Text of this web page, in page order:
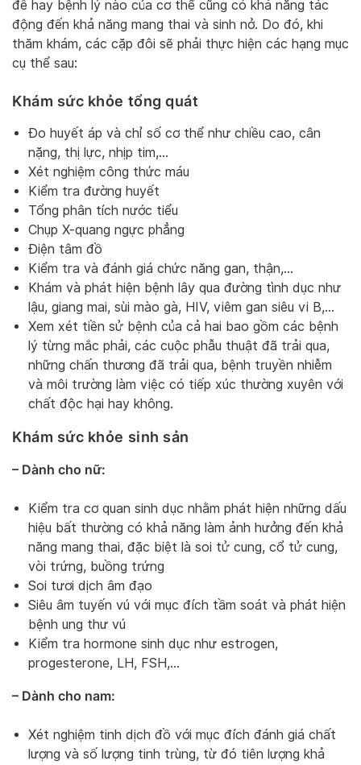
đề hay bệnh lý nào của cơ thể cũng có khả năng tác
động đến khả năng mang thai và sinh nở. Do đó, khi
thăm khám, các cặp đôi sẽ phải thực hiện các hạng mục
cụ thể sau:
Khám sức khỏe tổng quát
Đo huyết áp và chỉ số cơ thể như chiều cao, cân
nặng, thị lực, nhịp tim,…
Xét nghiệm công thức máu
Kiểm tra đường huyết
Tổng phân tích nước tiểu
Chụp X-quang ngực phẳng
Điện tâm đồ
Kiểm tra và đánh giá chức năng gan, thận,…
Khám và phát hiện bệnh lây qua đường tình dục như
lậu, giang mai, sùi mào gà, HIV, viêm gan siêu vi B,…
Xem xét tiền sử bệnh của cả hai bao gồm các bệnh
lý từng mắc phải, các cuộc phẫu thuật đã trải qua,
những chấn thương đã trải qua, bệnh truyền nhiễm
và môi trường làm việc có tiếp xúc thường xuyên với
chất độc hại hay không.
Khám sức khỏe sinh sản
– Dành cho nữ:
Kiểm tra cơ quan sinh dục nhằm phát hiện những dấu
hiệu bất thường có khả năng làm ảnh hưởng đến khả
năng mang thai, đặc biệt là soi tử cung, cổ tử cung,
vòi trứng, buồng trứng
Soi tươi dịch âm đạo
Siêu âm tuyến vú với mục đích tầm soát và phát hiện
bệnh ung thư vú
Kiểm tra hormone sinh dục như estrogen,
progesterone, LH, FSH,…
– Dành cho nam:
Xét nghiệm tinh dịch đồ với mục đích đánh giá chất
lượng và số lượng tinh trùng, từ đó tiên lượng khả